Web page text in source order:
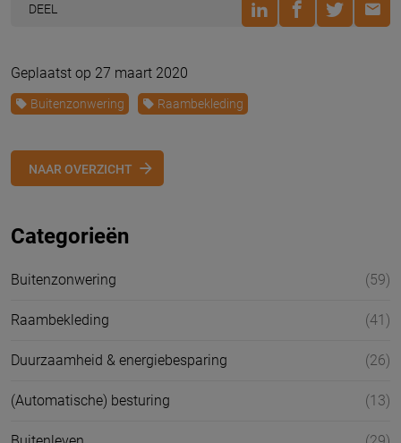
DEEL
Geplaatst op 27 maart 2020
Buitenzonwering Raambekleding
NAAR OVERZICHT
Categorieën
Buitenzonwering (59)
Raambekleding (41)
Duurzaamheid & energiebesparing (26)
(Automatische) besturing (13)